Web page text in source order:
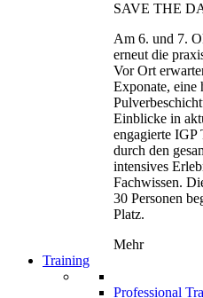
SAVE THE
Am 6. und 7.
erneut die
Vor Ort
Exponate, eine
Einblicke in
engagierte IGP
durch den
intensives
Fachwissen.
30 Personen
Platz.
Mehr
Training
Professional